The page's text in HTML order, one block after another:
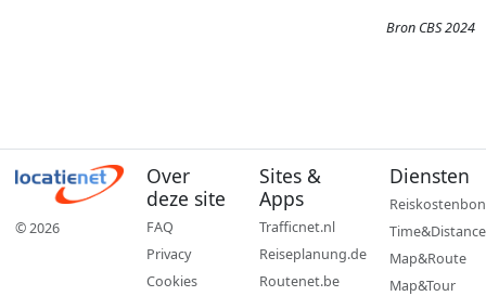
Bron CBS 2024
© 2026
Over
deze site
FAQ
Privacy
Cookies
Sites &
Apps
Trafficnet.nl
Reiseplanung.de
Routenet.be
Diensten
Reiskostenbon
Time&Distance
Map&Route
Map&Tour